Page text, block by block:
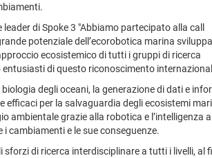
di Spoke 3 "Abbiamo partecipato alla call
potenziale dell’ecorobotica marina
ecosistemico di tutti i gruppi di ricerca
di questo riconoscimento
degli oceani, la generazione di dati e
per la salvaguardia degli ecosistemi
ambientale grazie alla robotica e
cambiamenti e le sue conseguenze.
di ricerca interdisciplinare a tutti i livelli,